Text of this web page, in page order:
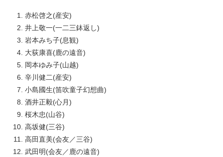
赤松啓之(産安)
井上敬一(一二三鉢返し)
岩本みち子(息観)
大荻康喜(鹿の遠音)
岡本ゆみ子(山越)
辛川健二(産安)
小島國生(笛吹童子幻想曲)
酒井正毅(心月)
桜木忠(山谷)
高坂健(三谷)
高田直美(会友／三谷)
武田明(会友／鹿の遠音)